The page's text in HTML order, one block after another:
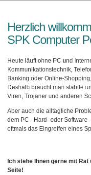
Herzlich
SPK Computer
Heute läuft ohne PC und
Kommunikationstechnik,
Banking oder Online-
Deshalb braucht man stabile
Viren, Trojaner und anderen
Aber auch die alltägliche
dem PC - Hard- oder Software
oftmals das Eingreifen eines
Ich stehe Ihnen gerne mit Rat
Seite!